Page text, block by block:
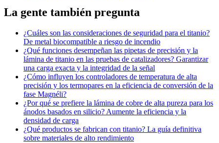
La gente también pregunta
¿Cuáles son las consideraciones de seguridad para el titanio?
De metal biocompatible a riesgo de incendio
¿Qué funciones desempeñan las pipetas de precisión y la
lámina de titanio en las pruebas de catalizadores? Garantizar
una carga exacta y la integridad de la señal
¿Cómo influyen los controladores de temperatura de alta
precisión y los termopares en la eficiencia de conversión de la
fase Magnéli?
¿Por qué se prefiere la lámina de cobre de alta pureza para los
ánodos basados en silicio? Aumente la eficiencia y la
densidad de carga
¿Qué productos se fabrican con titanio? La guía definitiva
sobre materiales de alto rendimiento